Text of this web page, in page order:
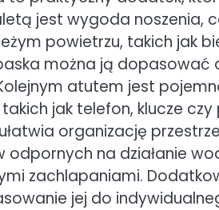
jest wygoda noszenia,
powietrzu, takich jak
można ją
atutem jest
jak telefon, klucze
organizację
odpornych na działanie
zachlapaniami.
jej do